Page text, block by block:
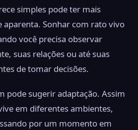
simples pode ter mais
aparenta. Sonhar com rato vivo
você precisa observar
suas relações ou até suas
de tomar decisões.
pode sugerir adaptação. Assim
em diferentes ambientes,
por um momento em